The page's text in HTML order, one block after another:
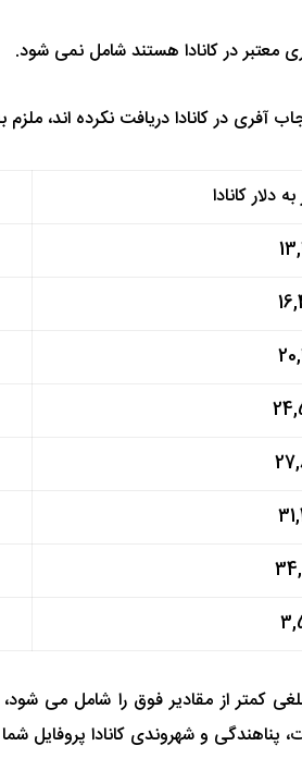
معتبر در کانادا هستند شامل نمی شود.
آفری در کانادا دریافت نکرده اند،
دلار کانادا
پناهندگی و شهروندی کانادا